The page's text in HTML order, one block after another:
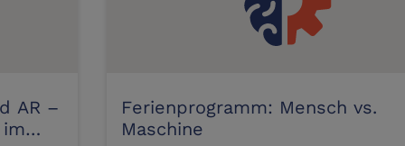
AR –
Ferienprogramm: Mensch vs.
Maschine